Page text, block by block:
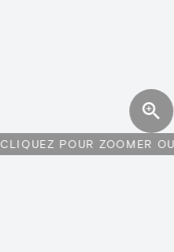
CLIQUEZ POUR ZOOMER